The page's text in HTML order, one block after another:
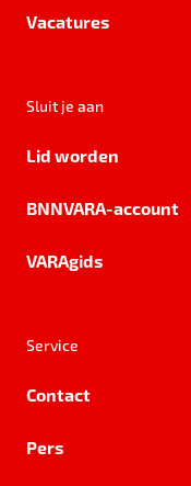
Vacatures
Sluit je aan
Lid worden
BNNVARA-account
VARAgids
Service
Contact
Pers